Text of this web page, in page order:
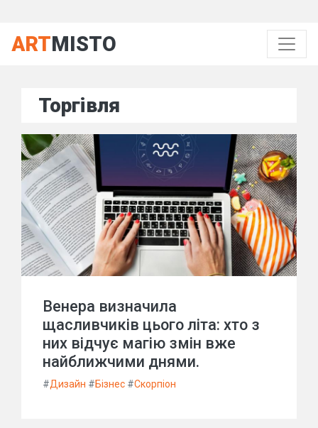
ARTMISTO
Торгівля
Венера визначила
щасливчиків цього літа: хто з
них відчує магію змін вже
найближчими днями.
#Дизайн #Бізнес #Скорпіон